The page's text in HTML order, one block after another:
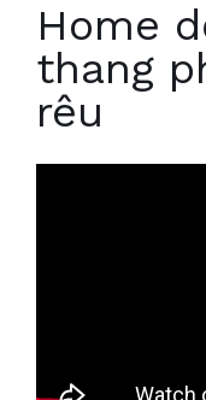
Home
thang
rêu